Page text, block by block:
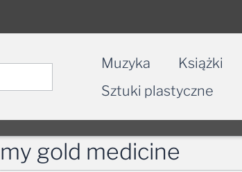
Muzyka Książki
Sztuki plastyczne
my gold medicine